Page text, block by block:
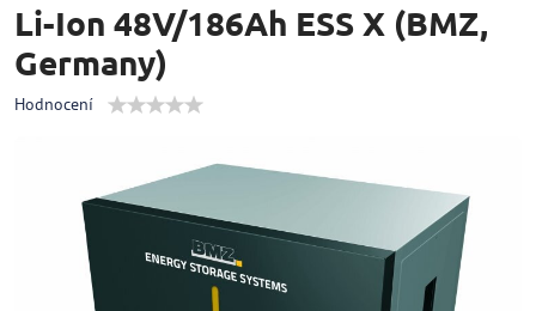
Li-Ion 48V/186Ah ESS X (BMZ,
Germany)
Hodnocení